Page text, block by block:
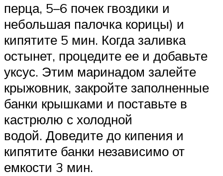
перца, 5–6 почек гвоздики и
небольшая палочка корицы) и
кипятите 5 мин. Когда заливка
остынет, процедите ее и добавьте
уксус. Этим маринадом залейте
крыжовник, закройте заполненные
банки крышками и поставьте в
кастрюлю с холодной
водой. Доведите до кипения и
кипятите банки независимо от
емкости 3 мин.